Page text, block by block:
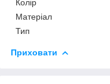
Колір
Матеріал
Тип
Приховати